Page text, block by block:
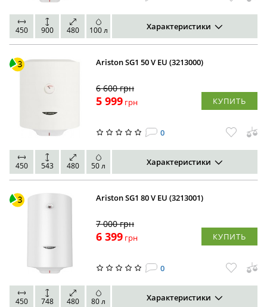
450 900 480 100 л Характеристики
Ariston SG1 50 V EU (3213000)
5 999 грн
6 600грн
КУПИТЬ
0
450 543 480 50 л Характеристики
Ariston SG1 80 V EU (3213001)
6 399 грн
7 000грн
КУПИТЬ
0
450 748 480 80 л Характеристики